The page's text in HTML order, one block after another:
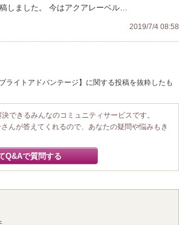
しました。 今はアクアレーベル…
2019/7/4 08:58
ライトアドバンテージ】に関する投稿を抜粋したも
できるみんなのコミュニティサービスです。
んが答えてくれるので、あなたの疑問や悩みもき
Q&Aで質問する